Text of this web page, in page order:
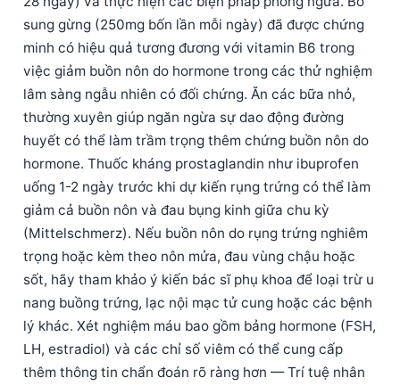
sung gừng (250mg bốn lần mỗi ngày) đã được chứng
minh có hiệu quả tương đương với vitamin B6 trong
việc giảm buồn nôn do hormone trong các thử nghiệm
lâm sàng ngẫu nhiên có đối chứng. Ăn các bữa nhỏ,
thường xuyên giúp ngăn ngừa sự dao động đường
huyết có thể làm trầm trọng thêm chứng buồn nôn do
hormone. Thuốc kháng prostaglandin như ibuprofen
uống 1-2 ngày trước khi dự kiến rụng trứng có thể làm
giảm cả buồn nôn và đau bụng kinh giữa chu kỳ
(Mittelschmerz). Nếu buồn nôn do rụng trứng nghiêm
trọng hoặc kèm theo nôn mửa, đau vùng chậu hoặc
sốt, hãy tham khảo ý kiến bác sĩ phụ khoa để loại trừ u
nang buồng trứng, lạc nội mạc tử cung hoặc các bệnh
lý khác. Xét nghiệm máu bao gồm bảng hormone (FSH,
LH, estradiol) và các chỉ số viêm có thể cung cấp
thêm thông tin chẩn đoán rõ ràng hơn — Trí tuệ nhân